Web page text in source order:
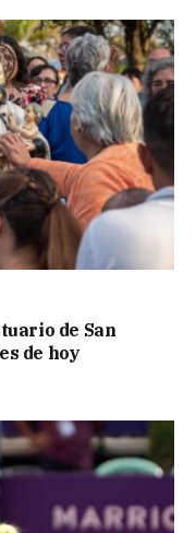
de San
de hoy